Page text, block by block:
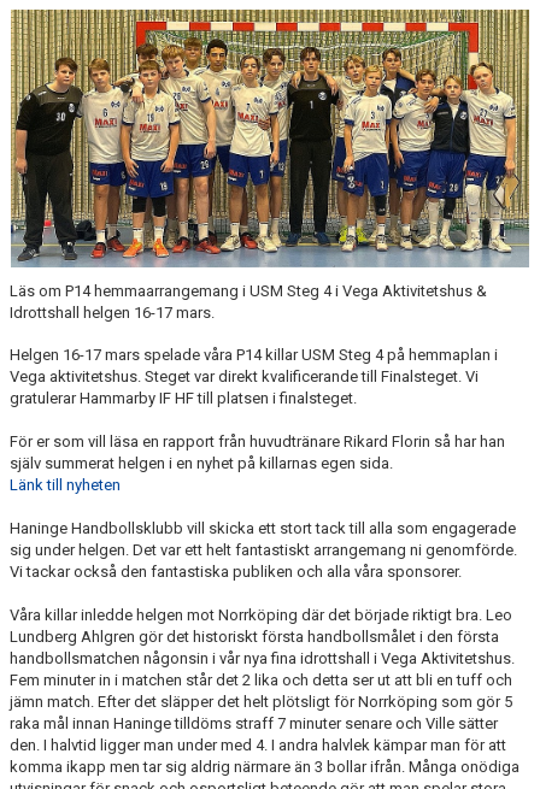
ANMÄLAN
POLICYS & RIKTLINJER
STÖD HHK
DOKUMENT
LÄNKAR
Läs om P14 hemmaarrangemang i USM Steg 4 i Vega Aktivitetshus &
Idrottshall helgen 16-17 mars.
Helgen 16-17 mars spelade våra P14 killar USM Steg 4 på hemmaplan i
Vega aktivitetshus. Steget var direkt kvalificerande till Finalsteget. Vi
gratulerar Hammarby IF HF till platsen i finalsteget.
För er som vill läsa en rapport från huvudtränare Rikard Florin så har han
själv summerat helgen i en nyhet på killarnas egen sida.
Länk till nyheten
Haninge Handbollsklubb vill skicka ett stort tack till alla som engagerade
sig under helgen. Det var ett helt fantastiskt arrangemang ni genomförde.
Vi tackar också den fantastiska publiken och alla våra sponsorer.
Våra killar inledde helgen mot Norrköping där det började riktigt bra. Leo
Lundberg Ahlgren gör det historiskt första handbollsmålet i den första
handbollsmatchen någonsin i vår nya fina idrottshall i Vega Aktivitetshus.
Fem minuter in i matchen står det 2 lika och detta ser ut att bli en tuff och
jämn match. Efter det släpper det helt plötsligt för Norrköping som gör 5
raka mål innan Haninge tilldöms straff 7 minuter senare och Ville sätter
den. I halvtid ligger man under med 4. I andra halvlek kämpar man för att
komma ikapp men tar sig aldrig närmare än 3 bollar ifrån. Många onödiga